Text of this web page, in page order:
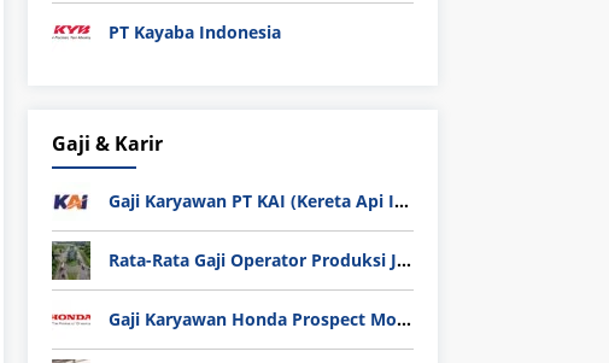
PT Kayaba Indonesia
Gaji & Karir
Gaji Karyawan PT KAI (Kereta Api Indonesia) Update 2025
Rata-Rata Gaji Operator Produksi Jabodetabek 2025: Bedah Tuntas UMK, Lemburan, dan Realita Hidup Buruh
Gaji Karyawan Honda Prospect Motor Semua Divisi